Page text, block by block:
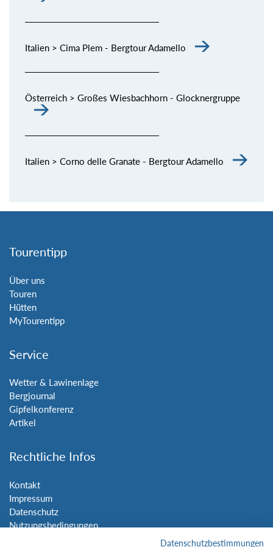
Italien > Cima Plem - Bergtour Adamello
Österreich > Großes Wiesbachhorn - Glocknergruppe
Italien > Corno delle Granate - Bergtour Adamello
Tourentipp
Über uns
Touren
Hütten
MyTourentipp
Service
Wetter & Lawinenlage
Bergjournal
Gipfelkonferenz
Artikel
Rechtliche Infos
Kontakt
Impressum
Datenschutz
Nutzungsbedingungen
Datenschutzbestimmungen